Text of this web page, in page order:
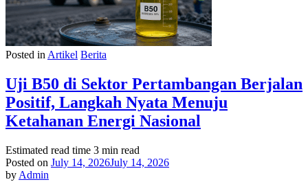
Posted in Artikel Berita
Uji B50 di Sektor Pertambangan Berjalan
Positif, Langkah Nyata Menuju
Ketahanan Energi Nasional
Estimated read time 3 min read
Posted on July 14, 2026July 14, 2026
by Admin